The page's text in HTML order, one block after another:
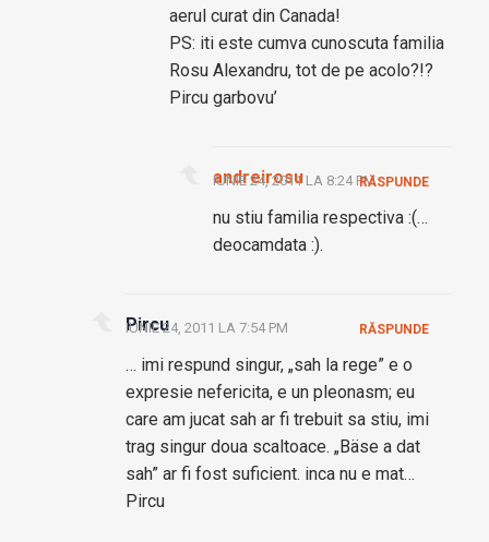
aerul curat din Canada!
PS: iti este cumva cunoscuta familia
Rosu Alexandru, tot de pe acolo?!?
Pircu garbovu’
andreirosu
IUNIE 24, 2011 LA 8:24 PM
nu stiu familia respectiva :(…
deocamdata :).
RĂSPUNDE
Pircu
IUNIE 24, 2011 LA 7:54 PM
… imi respund singur, „sah la rege” e o
expresie nefericita, e un pleonasm; eu
care am jucat sah ar fi trebuit sa stiu, imi
trag singur doua scaltoace. „Bäse a dat
sah” ar fi fost suficient. inca nu e mat…
Pircu
RĂSPUNDE